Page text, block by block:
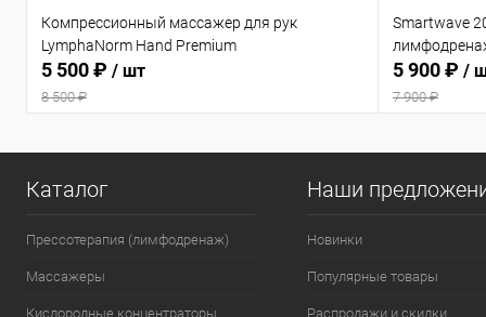
Компрессионный массажер для рук
LymphaNorm Hand Premium
5 500 ₽ / шт
8 500 ₽
Smartwave
5 900 ₽ /
7 900 ₽
Каталог
Прессотерапия (лимфодренаж)
Массажеры
Кислородные концентраторы
Наши
Новинки
Популярные товары
Распродажи и скидки